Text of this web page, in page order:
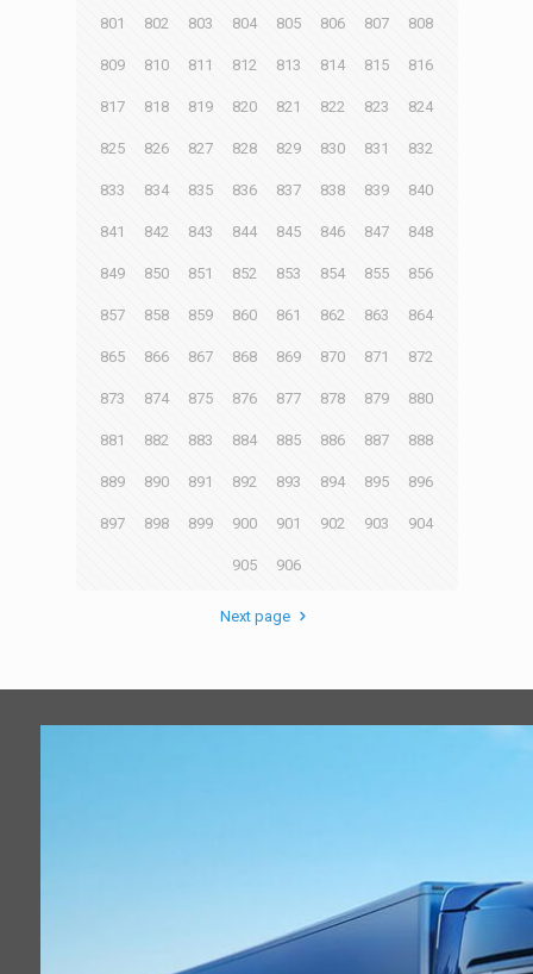
801 802 803 804 805 806 807 808
809 810 811 812 813 814 815 816
817 818 819 820 821 822 823 824
825 826 827 828 829 830 831 832
833 834 835 836 837 838 839 840
841 842 843 844 845 846 847 848
849 850 851 852 853 854 855 856
857 858 859 860 861 862 863 864
865 866 867 868 869 870 871 872
873 874 875 876 877 878 879 880
881 882 883 884 885 886 887 888
889 890 891 892 893 894 895 896
897 898 899 900 901 902 903 904
905 906
Next page